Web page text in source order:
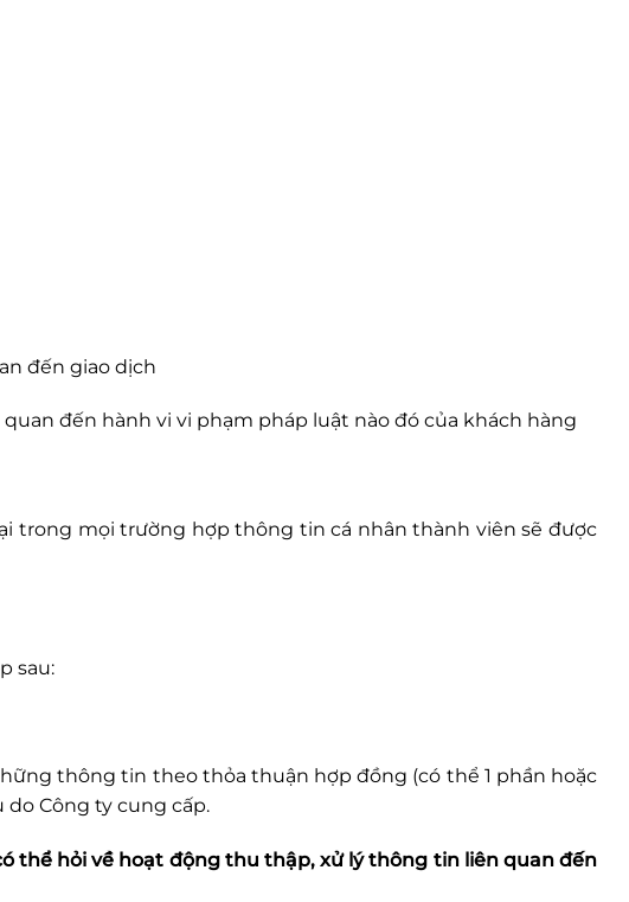
đến giao dịch
đến hành vi vi phạm pháp luật nào đó của khách hàng
trong mọi trường hợp thông tin cá nhân thành viên sẽ được
sau:
thông tin theo thỏa thuận hợp đồng (có thể 1 phần hoặc
Công ty cung cấp.
thể hỏi về hoạt động thu thập, xử lý thông tin liên quan đến